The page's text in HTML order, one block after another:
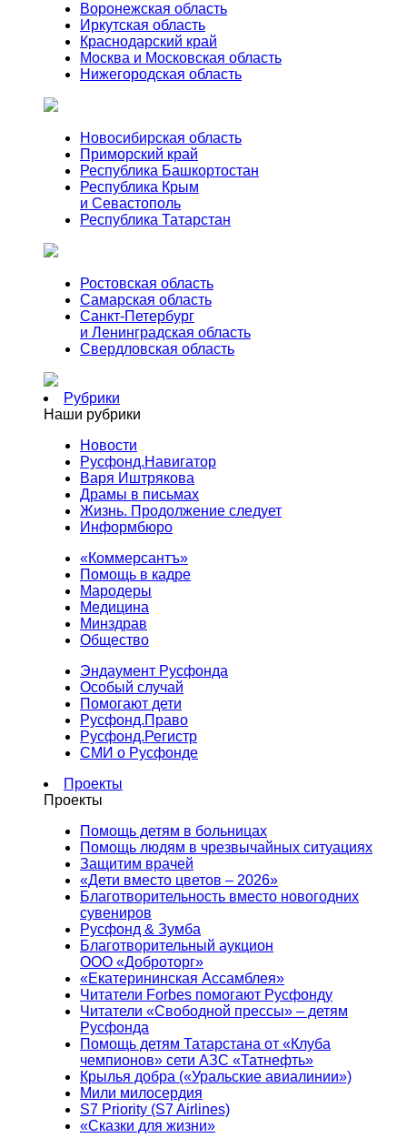
Воронежская область
Иркутская область
Краснодарский край
Москва и Московская область
Нижегородская область
Новосибирская область
Приморский край
Республика Башкортостан
Республика Крым
и Севастополь
Республика Татарстан
Ростовская область
Самарская область
Санкт-Петербург
и Ленинградская область
Свердловская область
Рубрики
Наши рубрики
Новости
Русфонд.Навигатор
Варя Иштрякова
Драмы в письмах
Жизнь. Продолжение следует
Информбюро
«Коммерсантъ»
Помощь в кадре
Мародеры
Медицина
Минздрав
Общество
Эндаумент Русфонда
Особый случай
Помогают дети
Русфонд.Право
Русфонд.Регистр
СМИ о Русфонде
Проекты
Проекты
Помощь детям в больницах
Помощь людям в чрезвычайных ситуациях
Защитим врачей
«Дети вместо цветов – 2026»
Благотворительность вместо новогодних
сувениров
Русфонд & Зумба
Благотворительный аукцион
ООО «Доброторг»
«Екатерининская Ассамблея»
Читатели Forbes помогают Русфонду
Читатели «Свободной прессы» – детям
Русфонда
Помощь детям Татарстана от «Клуба
чемпионов» сети АЗС «Татнефть»
Крылья добра («Уральские авиалинии»)
Мили милосердия
S7 Priority (S7 Airlines)
«Сказки для жизни»